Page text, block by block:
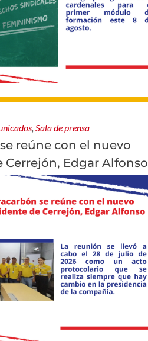
Sala de prensa
reúne con el nuevo
Cerrejón, Edgar Alfonso